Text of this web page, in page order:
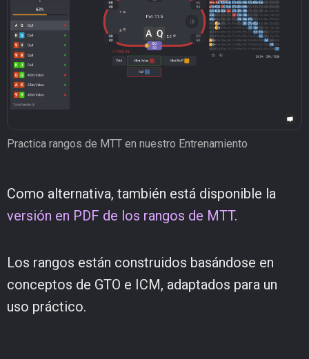
Practica rangos de MTT en nuestro Entrenamiento
Como alternativa, también está disponible la
versión en PDF de los rangos de MTT.
Los rangos están construidos basándose en
conceptos de GTO e ICM, adaptados para un
uso práctico.